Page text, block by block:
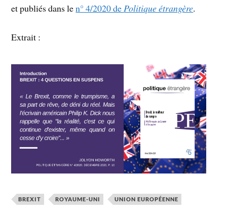
et publiés dans len° 4/2020 dePolitique étrangère.
Extrait :
BREXIT ROYAUME-UNI UNION EUROPÉENNE